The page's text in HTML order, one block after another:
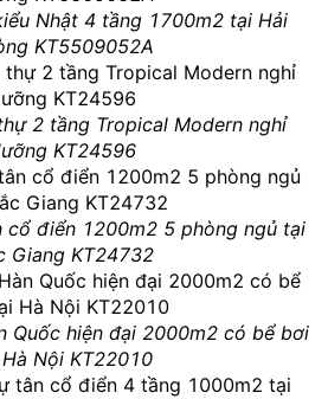
Nhật 4 tầng 1700m2 tại Hải
KT5509052A
2 tầng Tropical Modern nghỉ
KT24596
cổ điển 1200m2 5 phòng ngủ tại
Giang KT24732
Quốc hiện đại 2000m2 có bể bơi
Nội KT22010